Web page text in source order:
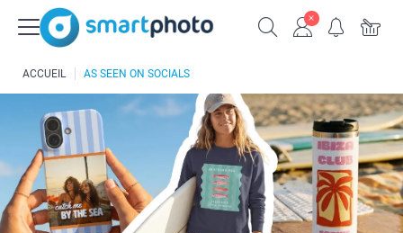
ACCUEIL AS SEEN ON SOCIALS